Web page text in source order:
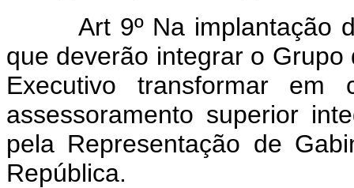
Art 9º Na implantação
que deverão integrar o
Executivo transformar
assessoramento superior
pela Representação de
República.